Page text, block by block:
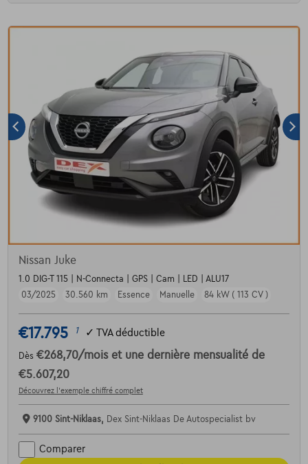
Nissan Juke
1.0 DIG-T 115 | N-Connecta | GPS | Cam | LED | ALU17
03/2025
30.560 km Essence Manuelle 84 kW ( 113 CV )
€17.795 1 ✓ TVA déductible
Dès €268,70/mois et une dernière mensualité de
€5.607,20
Découvrez l’exemple chiffré complet
9100 Sint-Niklaas, Dex Sint-Niklaas De Autospecialist bv
Comparer